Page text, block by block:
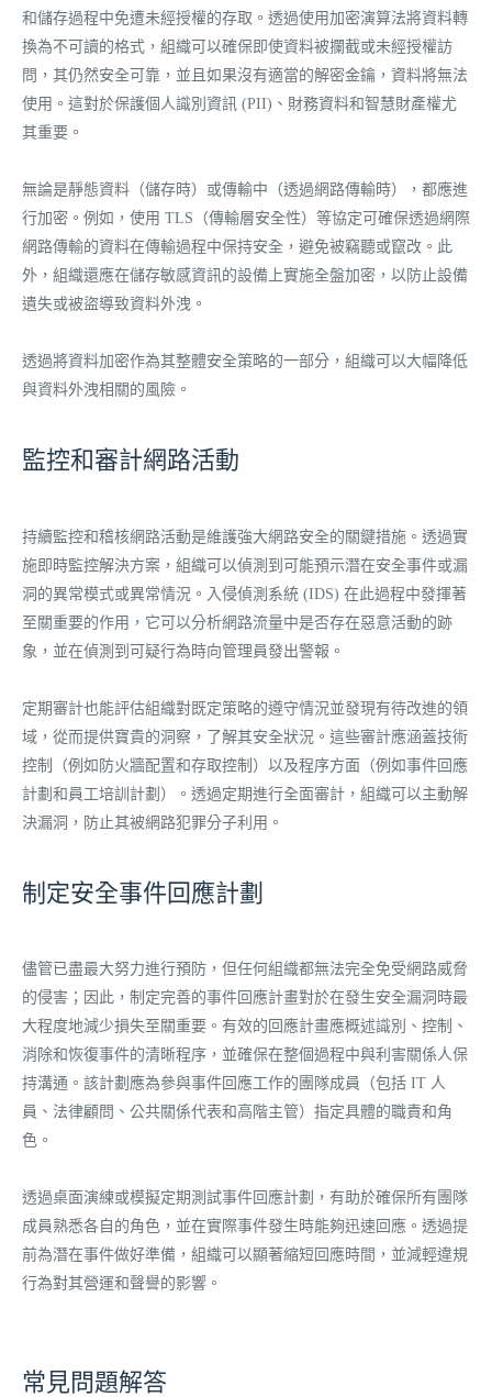
和儲存過程中免遭未經授權的存取。透過使用加密演算法將資料轉
換為不可讀的格式，組織可以確保即使資料被攔截或未經授權訪
問，其仍然安全可靠，並且如果沒有適當的解密金鑰，資料將無法
使用。這對於保護個人識別資訊 (PII)、財務資料和智慧財產權尤
其重要。
無論是靜態資料（儲存時）或傳輸中（透過網路傳輸時），都應進
行加密。例如，使用 TLS（傳輸層安全性）等協定可確保透過網際
網路傳輸的資料在傳輸過程中保持安全，避免被竊聽或竄改。此
外，組織還應在儲存敏感資訊的設備上實施全盤加密，以防止設備
遺失或被盜導致資料外洩。
透過將資料加密作為其整體安全策略的一部分，組織可以大幅降低
與資料外洩相關的風險。
監控和審計網路活動
持續監控和稽核網路活動是維護強大網路安全的關鍵措施。透過實
施即時監控解決方案，組織可以偵測到可能預示潛在安全事件或漏
洞的異常模式或異常情況。入侵偵測系統 (IDS) 在此過程中發揮著
至關重要的作用，它可以分析網路流量中是否存在惡意活動的跡
象，並在偵測到可疑行為時向管理員發出警報。
定期審計也能評估組織對既定策略的遵守情況並發現有待改進的領
域，從而提供寶貴的洞察，了解其安全狀況。這些審計應涵蓋技術
控制（例如防火牆配置和存取控制）以及程序方面（例如事件回應
計劃和員工培訓計劃）。透過定期進行全面審計，組織可以主動解
決漏洞，防止其被網路犯罪分子利用。
制定安全事件回應計劃
儘管已盡最大努力進行預防，但任何組織都無法完全免受網路威脅
的侵害；因此，制定完善的事件回應計畫對於在發生安全漏洞時最
大程度地減少損失至關重要。有效的回應計畫應概述識別、控制、
消除和恢復事件的清晰程序，並確保在整個過程中與利害關係人保
持溝通。該計劃應為參與事件回應工作的團隊成員（包括 IT 人
員、法律顧問、公共關係代表和高階主管）指定具體的職責和角
色。
透過桌面演練或模擬定期測試事件回應計劃，有助於確保所有團隊
成員熟悉各自的角色，並在實際事件發生時能夠迅速回應。透過提
前為潛在事件做好準備，組織可以顯著縮短回應時間，並減輕違規
行為對其營運和聲譽的影響。
常見問題解答